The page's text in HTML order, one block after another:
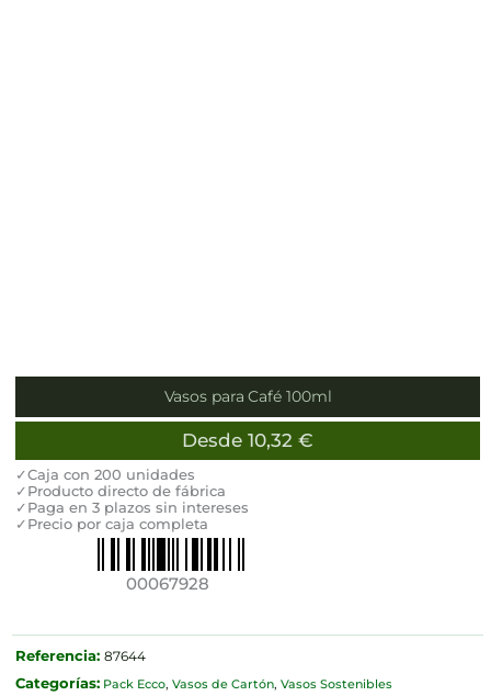
Vasos para Café 100ml
Desde 10,32 €
✓Caja con 200 unidades
✓Producto directo de fábrica
✓Paga en 3 plazos sin intereses
✓Precio por caja completa
00067928
Referencia: 87644
Categorías: Pack Ecco, Vasos de Cartón, Vasos Sostenibles